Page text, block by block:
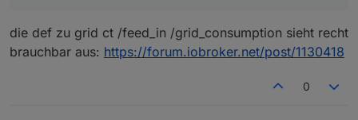
die def zu grid ct /feed_in /grid_consumption sieht recht
brauchbar aus: https://forum.iobroker.net/post/1130418
0